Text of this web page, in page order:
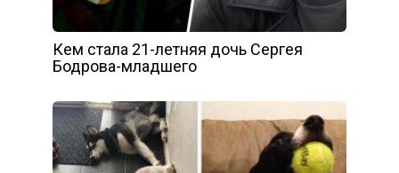
Кем стала 21-летняя дочь Сергея
Бодрова-младшего